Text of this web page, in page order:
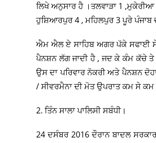
ਲਿਖੇ ਅਨੁਸਾਰ ਹੈ ।ਤਲਵਾੜਾ 1 ,ਮੁਕੇਰੀਆ
ਹੁਸ਼ਿਆਰਪੁਰ 4 , ਮਹਿਲਪੁਰ 3 ਪੂਰੇ
ਐਮ ਐਲ ਏ ਸਾਹਿਬ ਅਗਰ ਪੱਕੇ ਸਫਾਈ
ਪੈਨਸ਼ਨ ਲੱਗ ਜਾਦੀ ਹੈ , ਜਦ ਕੇ ਕੰਮ ਕੱਚੇ
ਉਸ ਦਾ ਪਰਿਵਾਰ ਨੋਕਰੀ ਅਤੇ ਪੈਨਸ਼ਨ
/ ਸੀਵਰਮੈਨਾ ਦੀ ਮੋਤ ਉਪਰਾਤ ਕਮ ਸੇ
2. ਤਿੰਨ ਸਾਲਾ ਪਾਲਿਸੀ ਸਬੰਧੀ।
24 ਦਸੰਬਰ 2016 ਦੌਰਾਨ ਬਾਦਲ